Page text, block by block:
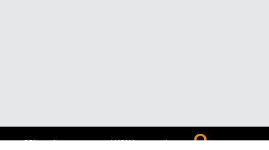
התשלום באתר WOW מאובטח בטכנולוגית SSL